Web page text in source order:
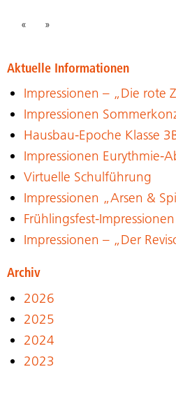
« »
Aktuelle Informationen
Impressionen – „Die rote
Impressionen
Hausbau-Epoche Klasse
Impressionen Eurythmie-
Virtuelle Schulführung
Impressionen „Arsen &
Frühlingsfest-Impressionen
Impressionen – „Der
Archiv
2026
2025
2024
2023